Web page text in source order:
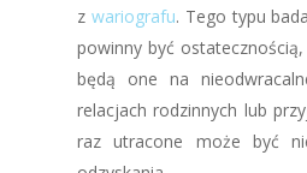
z wariografu. Tego typu
powinny być
będą one na
relacjach rodzinnych lub
raz utracone może być